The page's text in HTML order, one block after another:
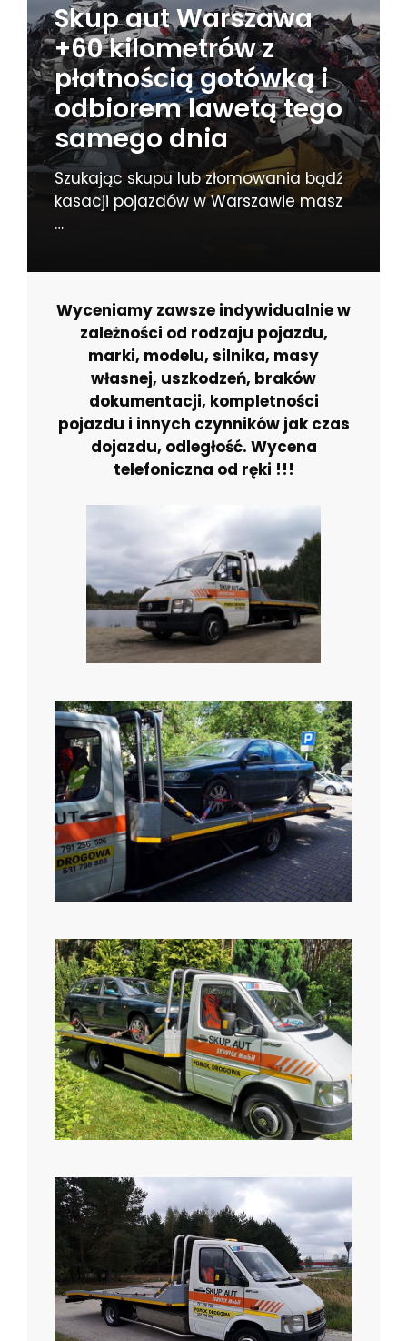
Skup aut Warszawa
+60 kilometrów z
płatnością gotówką i
odbiorem lawetą tego
samego dnia
Szukając skupu lub złomowania bądź
kasacji pojazdów w Warszawie masz
…
Wyceniamy zawsze indywidualnie w
zależności od rodzaju pojazdu,
marki, modelu, silnika, masy
własnej, uszkodzeń, braków
dokumentacji, kompletności
pojazdu i innych czynników jak czas
dojazdu, odległość. Wycena
telefoniczna od ręki !!!